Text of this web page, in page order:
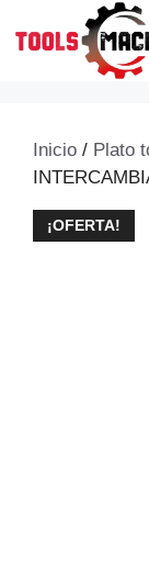
Inicio / Plato
¡OFERTA!